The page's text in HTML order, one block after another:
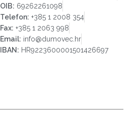
OIB: 69262261098
Telefon: +385 1 2008 354
Fax: +385 1 2063 998
Email: info@dumovec.hr
IBAN: HR9223600001501426697